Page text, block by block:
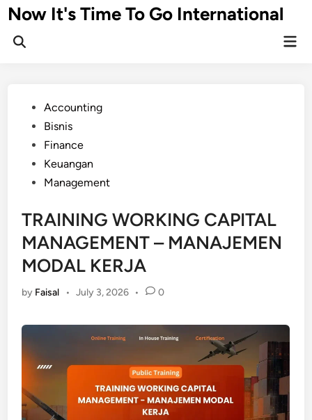
Skip
to
content
Now It's Time To Go International
PostedAccounting
Bisnis
Finance
Keuangan
Management
TRAINING WORKING CAPITAL
MANAGEMENT – MANAJEMEN
MODAL KERJA
by Faisal • July 3, 2026 • 0